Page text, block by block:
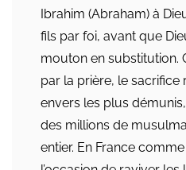
Ibrahim (Abraham) à
fils par foi, avant que
mouton en substitution.
par la prière, le sacrifice
envers les plus
des millions de
entier. En France